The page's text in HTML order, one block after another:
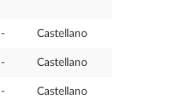
- Castellano
- Castellano
- Castellano